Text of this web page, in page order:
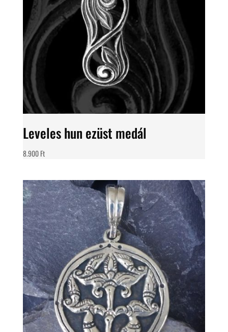
Leveles hun ezüst medál
8.900Ft